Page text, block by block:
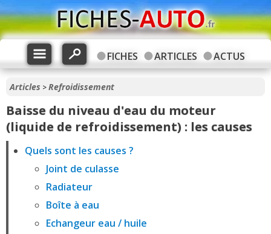
FICHES ARTICLES ACTUS
Articles >Refroidissement
Baisse du niveau d'eau du moteur
(liquide de refroidissement) : les causes
Quels sont les causes ?
Joint de culasse
Radiateur
Boîte à eau
Echangeur eau / huile